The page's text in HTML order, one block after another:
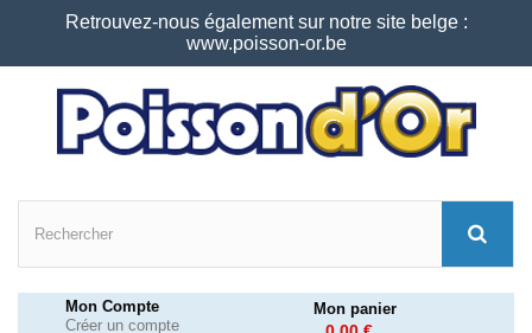
Retrouvez-nous également sur notre site belge :
www.poisson-or.be
Mon Compte
Créer un compte
Mon panier